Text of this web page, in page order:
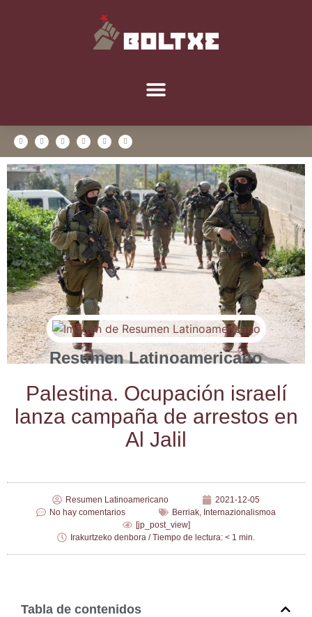
Resumen Latinoamericano
Pales­ti­na. Ocu­pa­ción israe­lí
lan­za cam­pa­ña de arres­tos en
Al Jalil
Resumen Latinoamericano
2021-12-05
No hay comentarios
Berriak Internazionalismoa
[jp_post_view]
Irakurtzeko denbora / Tiempo de lectura: < 1 min.
Tabla de contenidos